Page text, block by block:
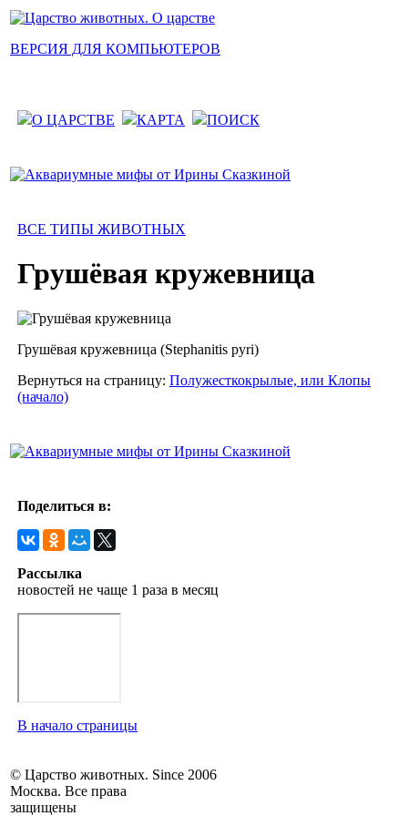
ВЕРСИЯ ДЛЯ КОМПЬЮТЕРОВ
О ЦАРСТВЕ КАРТА ПОИСК
ВСЕ ТИПЫ ЖИВОТНЫХ
Грушёвая кружевница
Грушёвая кружевница (Stephanitis pyri)
Вернуться на страницу: Полужесткокрылые, или Клопы
(начало)
Поделиться в:
Рассылка
новостей не чаще 1 раза в месяц
В начало страницы
© Царство животных. Since 2006
Москва. Все права
защищены